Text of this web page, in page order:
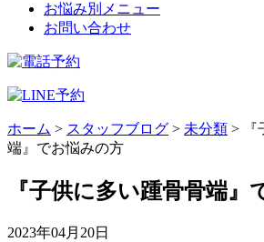
お悩み別メニュー
お問い合わせ
ホーム > スタッフブログ > 未分類 >
端』でお悩みの方
『子供に多い踵骨骨端』
2023年04月20日